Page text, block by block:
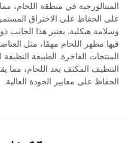
الميتالورجية في منطقة اللحام،
على الحفاظ على الاختراق
وسلامة هيكلية. يعتبر هذا الجانب
فيها مظهر اللحام مهمًا، مثل
التنظيف المكثف بعد اللحام، مما
الحفاظ على معايير الجودة العالية.